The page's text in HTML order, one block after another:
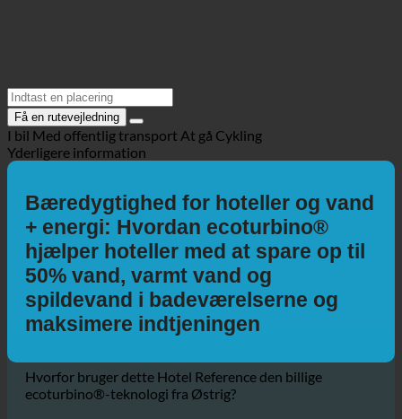
Få en rutevejledning
Yderligere information
Bæredygtighed for hoteller og vand
+ energi: Hvordan ecoturbino®
hjælper hoteller med at spare op til
50% vand, varmt vand og
maksimere indtjeningen